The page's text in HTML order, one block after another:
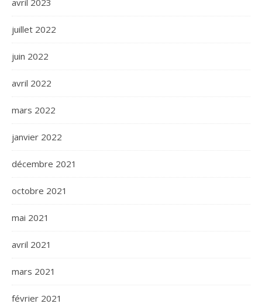
avril 2023
juillet 2022
juin 2022
avril 2022
mars 2022
janvier 2022
décembre 2021
octobre 2021
mai 2021
avril 2021
mars 2021
février 2021